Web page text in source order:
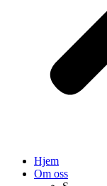
Hjem
Om oss